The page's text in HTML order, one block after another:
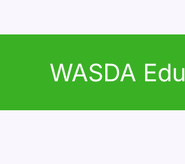
WASDA Edu